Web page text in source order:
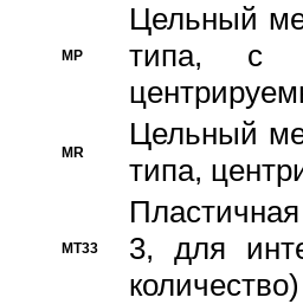
MP
Цельный
типа, с
MR
Цельный
типа,
MT33
3, для
количество)